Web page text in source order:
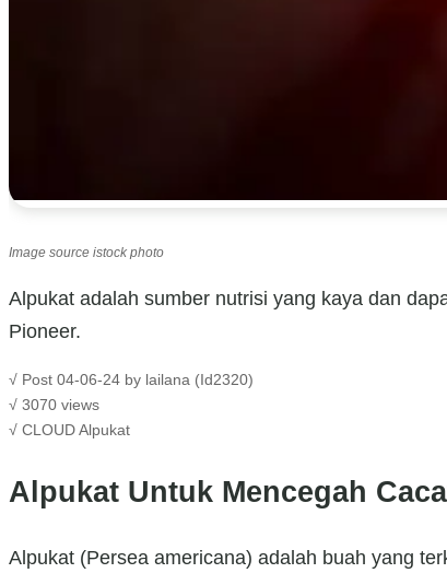
Image source istock photo
Alpukat adalah sumber nutrisi yang kaya dan
Pioneer.
√ Post 04-06-24 by lailana (Id2320)
√ 3070 views
√ CLOUDAlpukat
Alpukat Untuk Mencegah
Alpukat (Persea americana) adalah buah yang